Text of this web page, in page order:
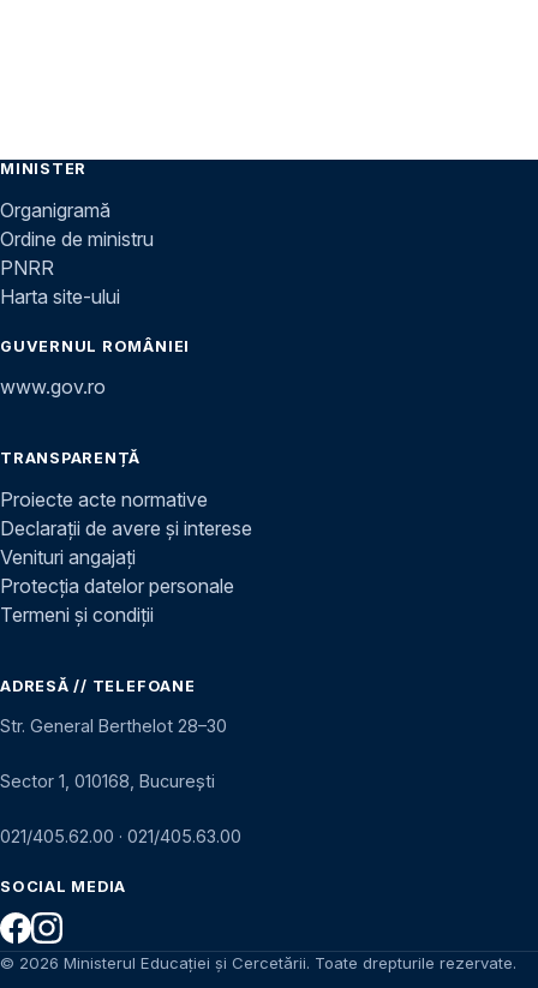
MINISTER
Organigramă
Ordine de ministru
PNRR
Harta site-ului
GUVERNUL ROMÂNIEI
www.gov.ro
TRANSPARENȚĂ
Proiecte acte normative
Declarații de avere și interese
Venituri angajați
Protecția datelor personale
Termeni și condiții
ADRESĂ // TELEFOANE
Str. General Berthelot 28–30
Sector 1, 010168, București
021/405.62.00 · 021/405.63.00
SOCIAL MEDIA
© 2026 Ministerul Educației și Cercetării. Toate drepturile rezervate.